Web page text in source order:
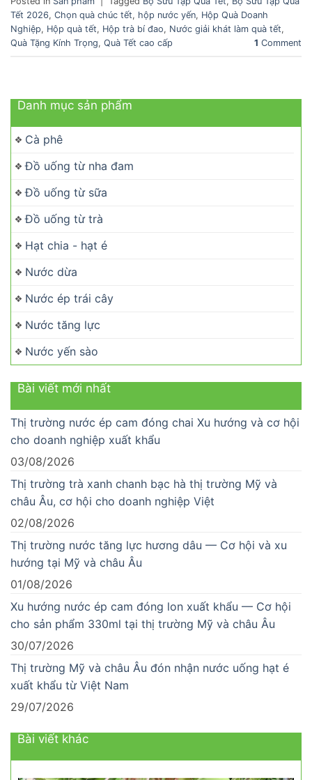
Tết 2026, Chọn quà chúc tết, hộp nước yến, Hộp Quà Doanh
Nghiệp, Hộp quà tết, Hộp trà bí đao, Nước giải khát làm quà tết,
Quà Tặng Kính Trọng, Quà Tết cao cấp 1 Comment
Danh mục sản phẩm
Cà phê
Đồ uống từ nha đam
Đồ uống từ sữa
Đồ uống từ trà
Hạt chia - hạt é
Nước dừa
Nước ép trái cây
Nước tăng lực
Nước yến sào
Bài viết mới nhất
Thị trường nước ép cam đóng chai Xu hướng và cơ hội
cho doanh nghiệp xuất khẩu
03/08/2026
Thị trường trà xanh chanh bạc hà thị trường Mỹ và
châu Âu, cơ hội cho doanh nghiệp Việt
02/08/2026
Thị trường nước tăng lực hương dâu — Cơ hội và xu
hướng tại Mỹ và châu Âu
01/08/2026
Xu hướng nước ép cam đóng lon xuất khẩu — Cơ hội
cho sản phẩm 330ml tại thị trường Mỹ và châu Âu
30/07/2026
Thị trường Mỹ và châu Âu đón nhận nước uống hạt é
xuất khẩu từ Việt Nam
29/07/2026
Bài viết khác